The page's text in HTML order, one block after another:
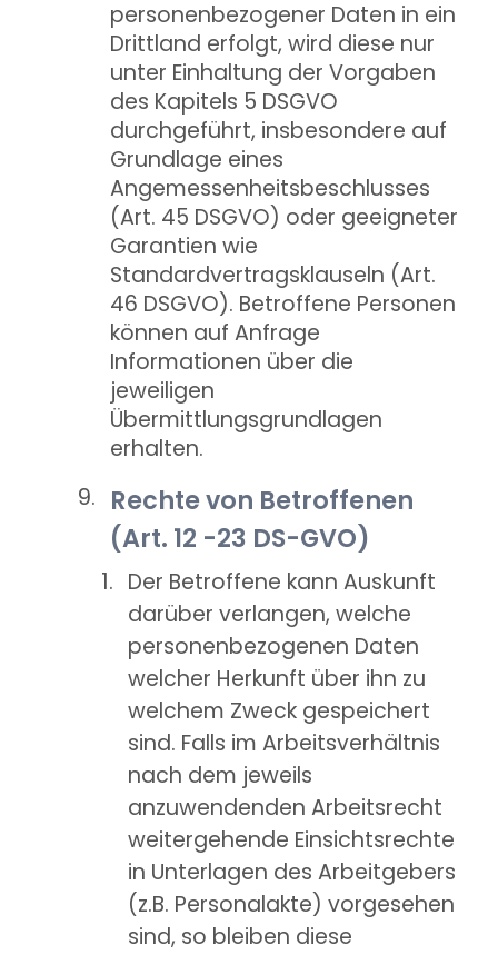
personenbezogener Daten in ein
Drittland erfolgt, wird diese nur
unter Einhaltung der Vorgaben
des Kapitels 5 DSGVO
durchgeführt, insbesondere auf
Grundlage eines
Angemessenheitsbeschlusses
(Art. 45 DSGVO) oder geeigneter
Garantien wie
Standardvertragsklauseln (Art.
46 DSGVO). Betroffene Personen
können auf Anfrage
Informationen über die
jeweiligen
Übermittlungsgrundlagen
erhalten.
Rechte von Betroffenen
(Art. 12 -23 DS-GVO)
Der Betroffene kann Auskunft
darüber verlangen, welche
personenbezogenen Daten
welcher Herkunft über ihn zu
welchem Zweck gespeichert
sind. Falls im Arbeitsverhältnis
nach dem jeweils
anzuwendenden Arbeitsrecht
weitergehende Einsichtsrechte
in Unterlagen des Arbeitgebers
(z.B. Personalakte) vorgesehen
sind, so bleiben diese